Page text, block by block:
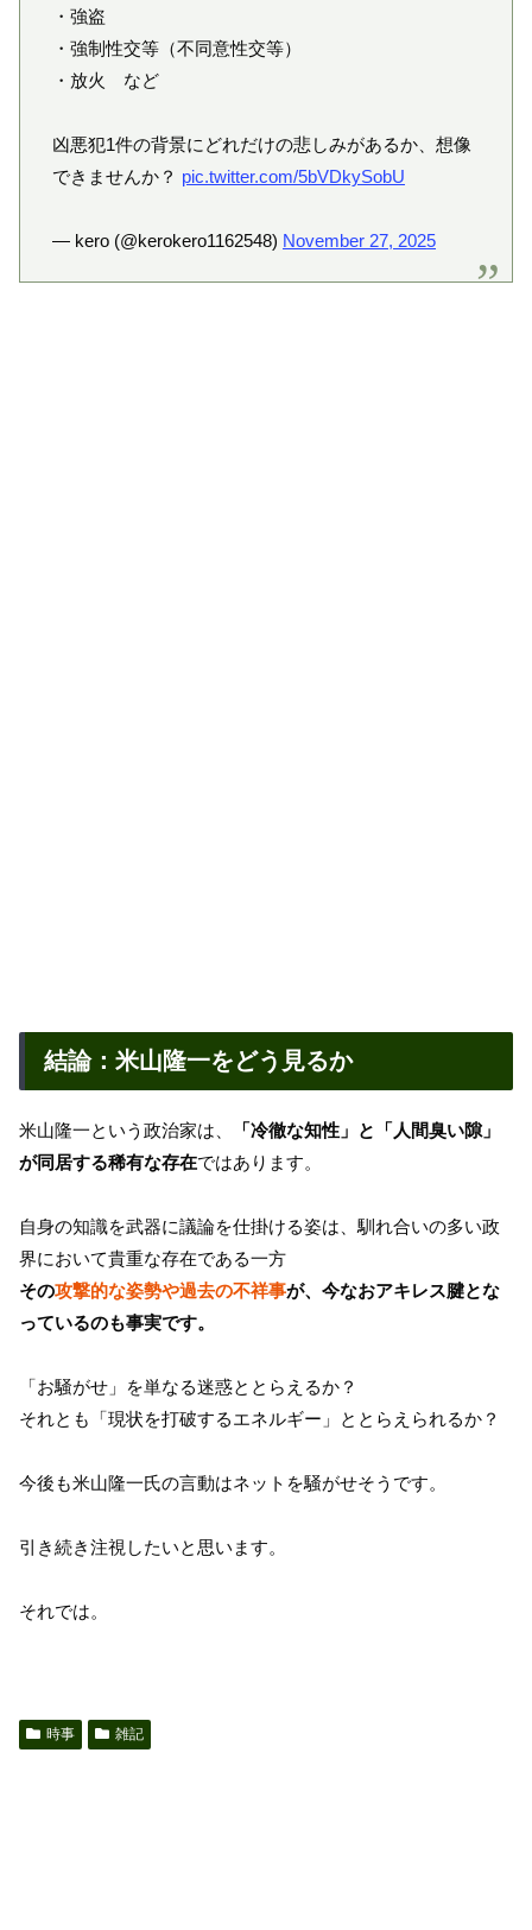
・強盗
・強制性交等（不同意性交等）
・放火 など
凶悪犯1件の背景にどれだけの悲しみがあるか、想像
できませんか？ pic.twitter.com/5bVDkySobU
— kero (@kerokero1162548) November 27, 2025
結論：米山隆一をどう見るか
米山隆一という政治家は、
「冷徹な知性」と「人間臭い隙」
が同居する稀有な存在ではあります。
自身の知識を武器に議論を仕掛ける姿は、馴れ合いの多い政
界において貴重な存在である一方
その攻撃的な姿勢や過去の不祥事が、今なおアキレス腱とな
っているのも事実です。
「お騒がせ」を単なる迷惑ととらえるか？
それとも「現状を打破するエネルギー」ととらえられるか？
今後も米山隆一氏の言動はネットを騒がせそうです。
引き続き注視したいと思います。
それでは。
時事 雑記